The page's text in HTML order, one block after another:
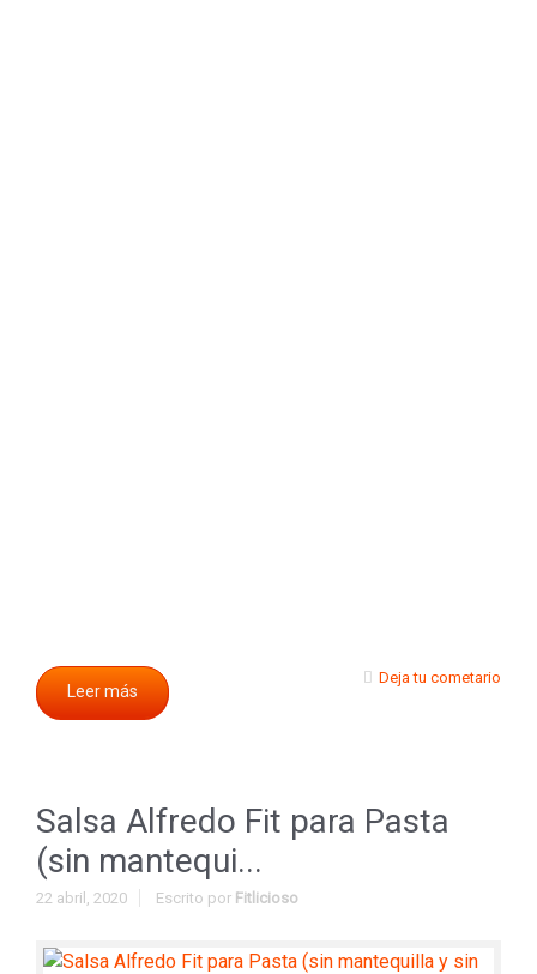
Leer más
Deja tu cometario
Salsa Alfredo Fit para Pasta
(sin mantequi...
22 abril, 2020 Escrito por Fitlicioso